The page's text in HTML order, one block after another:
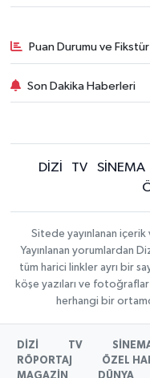
Puan Durumu ve Fikstür
Son Dakika Haberleri
DİZİ TV SİNEMA
Sitede yayınlanan
Yayınlanan yorumlardan
tüm harici linkler ayrı bir
köşe yazıları ve fotoğraflar
herhangi bir
DİZİ TV
RÖPORTAJ
ÖZEL